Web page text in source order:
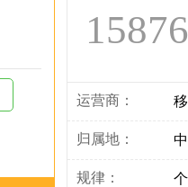
运营商：
归属地：
规律：